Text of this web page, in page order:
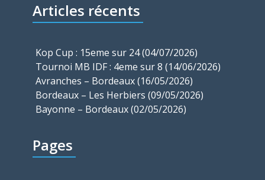
Articles récents
Kop Cup : 15eme sur 24 (04/07/2026)
Tournoi MB IDF : 4eme sur 8 (14/06/2026)
Avranches – Bordeaux (16/05/2026)
Bordeaux – Les Herbiers (09/05/2026)
Bayonne – Bordeaux (02/05/2026)
Pages